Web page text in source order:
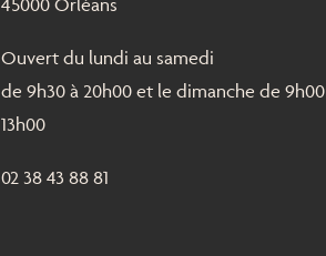
45000 Orléans
Ouvert du lundi au samedi
de 9h30 à 20h00 et le dimanche de
13h00
02 38 43 88 81